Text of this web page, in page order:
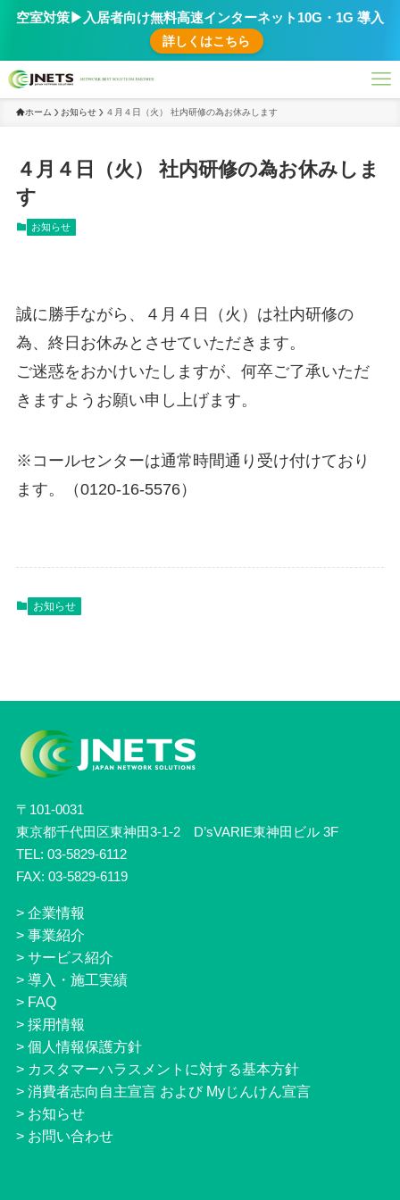
空室対策▶︎入居者向け無料高速インターネット10G・1G 導入
詳しくはこちら
ホーム お知らせ ４月４日（火） 社内研修の為お休みします
４月４日（火） 社内研修の為お休みしま
す
お知らせ
誠に勝手ながら、４月４日（火）は社内研修の
為、終日お休みとさせていただきます。
ご迷惑をおかけいたしますが、何卒ご了承いただ
きますようお願い申し上げます。
※コールセンターは通常時間通り受け付けており
ます。（0120-16-5576）
お知らせ
〒101-0031
東京都千代田区東神田3-1-2 D’sVARIE東神田ビル 3F
TEL: 03-5829-6112
FAX: 03-5829-6119
> 企業情報
> 事業紹介
> サービス紹介
> 導入・施工実績
> FAQ
> 採用情報
> 個人情報保護方針
> カスタマーハラスメントに対する基本方針
> 消費者志向自主宣言 および Myじんけん宣言
> お知らせ
> お問い合わせ